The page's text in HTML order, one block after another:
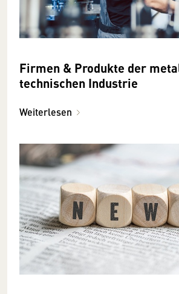
Firmen & Produkte der
technischen Industrie
Weiterlesen